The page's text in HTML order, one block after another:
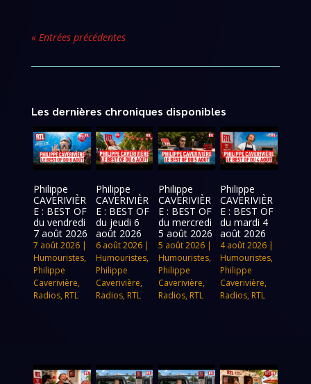
« Entrées précédentes
Les dernières chroniques disponibles
Philippe
CAVERIVIÈR
E : BEST OF
du vendredi
7 août 2026
7 août 2026 |
Humouristes,
Philippe
Caverivière,
Radios, RTL
Philippe
CAVERIVIÈR
E : BEST OF
du jeudi 6
août 2026
6 août 2026|
Humouristes,
Philippe
Caverivière,
Radios, RTL
Philippe
CAVERIVIÈR
E : BEST OF
du mercredi
5 août 2026
5 août 2026|
Humouristes,
Philippe
Caverivière,
Radios, RTL
Philippe
CAVERIVIÈR
E : BEST OF
du mardi 4
août 2026
4 août 2026 |
Humouristes,
Philippe
Caverivière,
Radios, RTL